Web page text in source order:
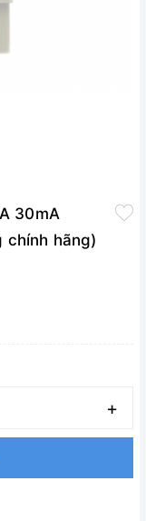
30mA
chính hãng)
+